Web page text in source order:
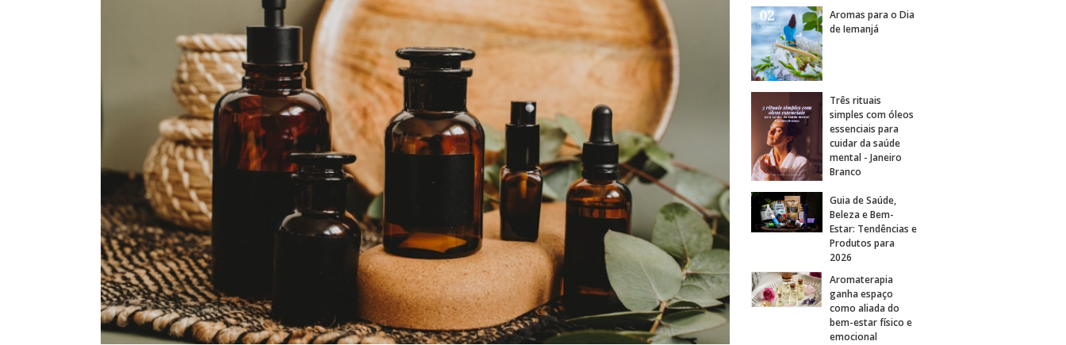
Aromas para o Dia
de Iemanjá
Três rituais
simples com óleos
essenciais para
cuidar da saúde
mental - Janeiro
Branco
Guia de Saúde,
Beleza e Bem-
Estar: Tendências e
Produtos para
2026
Aromaterapia
ganha espaço
como aliada do
bem-estar físico e
emocional